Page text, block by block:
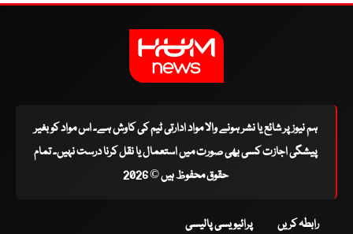
ہم نیوز پر شائع یا نشر ہونے والا مواد ادارتی ٹیم کی کاوش ہے۔ اس مواد کو بغیر
پیشگی اجازت کسی بھی صورت میں استعمال یا نقل کرنا درست نہیں۔ تمام
حقوق محفوظ ہیں © 2026
رابطہ کریں پرائیویسی پالیسی